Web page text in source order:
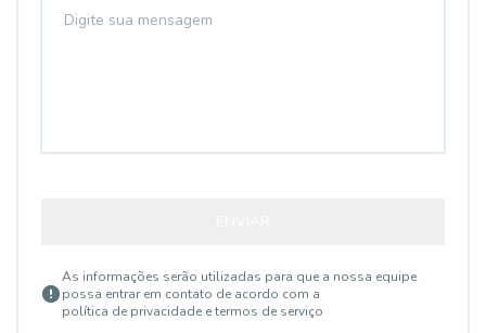
As informações serão utilizadas para que a nossa equipe
possa entrar em contato de acordo com a
política de privacidade e termos de serviço